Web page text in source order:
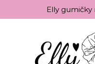
Elly gumičky